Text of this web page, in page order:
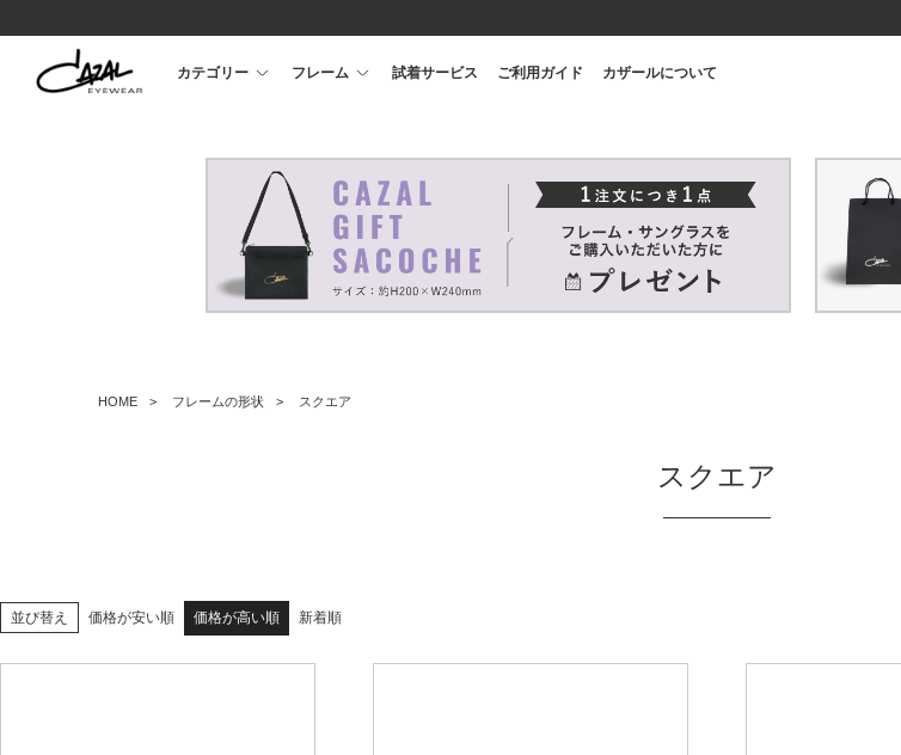
カテゴリー フレーム 試着サービス ご利用ガイド カザールについて
HOME フレームの形状 スクエア
スクエア
並び替え 価格が安い順 価格が高い順 新着順